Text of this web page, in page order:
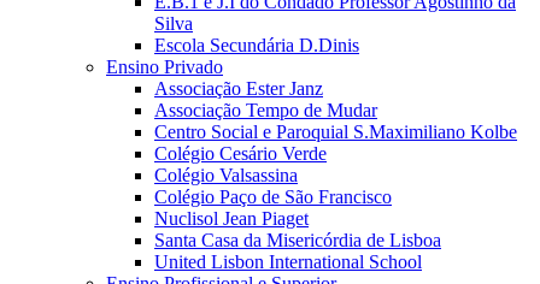
Silva
Escola Secundária D.Dinis
Ensino Privado
Associação Ester Janz
Associação Tempo de Mudar
Centro Social e Paroquial S.Maximiliano Kolbe
Colégio Cesário Verde
Colégio Valsassina
Colégio Paço de São Francisco
Nuclisol Jean Piaget
Santa Casa da Misericórdia de Lisboa
United Lisbon International School